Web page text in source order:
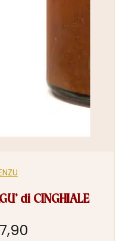
di CINGHIALE